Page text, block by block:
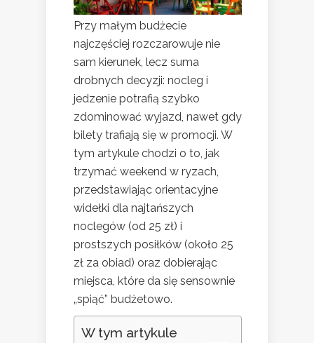
Przy małym budżecie
najczęściej rozczarowuje nie
sam kierunek, lecz suma
drobnych decyzji: nocleg i
jedzenie potrafią szybko
zdominować wyjazd, nawet gdy
bilety trafiają się w promocji. W
tym artykule chodzi o to, jak
trzymać weekend w ryzach,
przedstawiając orientacyjne
widełki dla najtańszych
noclegów (od 25 zł) i
prostszych posiłków (około 25
zł za obiad) oraz dobierając
miejsca, które da się sensownie
„spiąć” budżetowo.
W tym artykule